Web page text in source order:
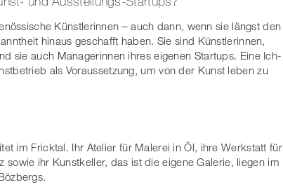
Künstlerinnen – auch dann, wenn sie längst den
hinaus geschafft haben. Sie sind Künstlerinnen,
sie auch Managerinnen ihres eigenen Startups. Eine Ich-
als Voraussetzung, um von der Kunst leben zu
im Fricktal. Ihr Atelier für Malerei in Öl, ihre Werkstatt für
sowie ihr Kunstkeller, das ist die eigene Galerie, liegen im